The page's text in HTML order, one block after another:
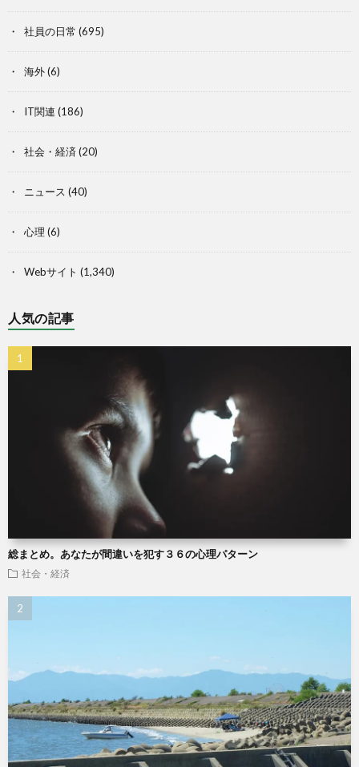
社員の日常 (695)
海外(6)
IT関連 (186)
社会・経済 (20)
ニュース (40)
心理 (6)
Webサイト (1,340)
人気の記事
総まとめ。あなたが間違いを犯す３６の心理パターン
社会・経済